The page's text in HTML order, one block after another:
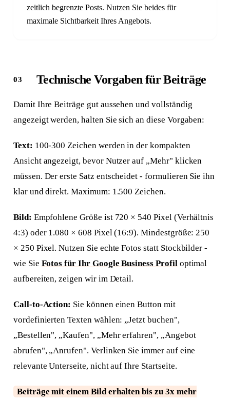
zeitlich begrenzte Posts. Nutzen Sie beides für
maximale Sichtbarkeit Ihres Angebots.
Technische Vorgaben für Beiträge
Damit Ihre Beiträge gut aussehen und vollständig
angezeigt werden, halten Sie sich an diese Vorgaben:
Text: 100-300 Zeichen werden in der kompakten
Ansicht angezeigt, bevor Nutzer auf „Mehr" klicken
müssen. Der erste Satz entscheidet - formulieren Sie ihn
klar und direkt. Maximum: 1.500 Zeichen.
Bild: Empfohlene Größe ist 720 × 540 Pixel (Verhältnis
4:3) oder 1.080 × 608 Pixel (16:9). Mindestgröße: 250
× 250 Pixel. Nutzen Sie echte Fotos statt Stockbilder -
wie Sie Fotos für Ihr Google Business Profil optimal
aufbereiten, zeigen wir im Detail.
Call-to-Action: Sie können einen Button mit
vordefinierten Texten wählen: „Jetzt buchen",
„Bestellen", „Kaufen", „Mehr erfahren", „Angebot
abrufen", „Anrufen". Verlinken Sie immer auf eine
relevante Unterseite, nicht auf Ihre Startseite.
Beiträge mit einem Bild erhalten bis zu 3x mehr